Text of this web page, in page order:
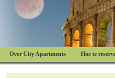
Over City Apartments Hoe te